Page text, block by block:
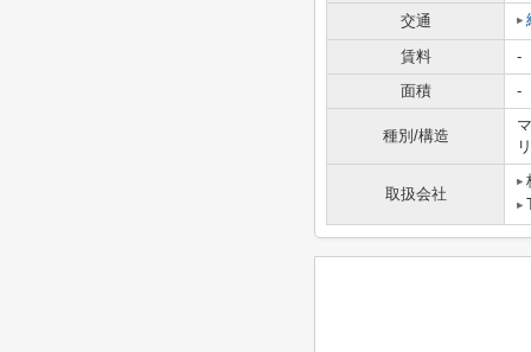
交通
賃料
-
面積
-
種別/構造
取扱会社